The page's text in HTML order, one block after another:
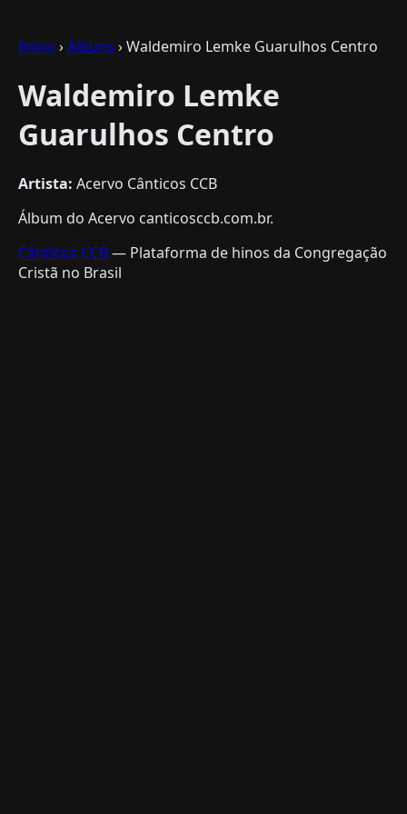
Início ›Álbuns › Waldemiro Lemke Guarulhos Centro
Waldemiro Lemke
Guarulhos Centro
Artista: Acervo Cânticos CCB
Álbum do Acervo canticosccb.com.br.
Cânticos CCB— Plataforma de hinos da Congregação
Cristã no Brasil